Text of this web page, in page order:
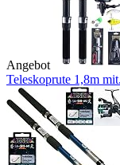
Angebot
Teleskoprute 1,8m